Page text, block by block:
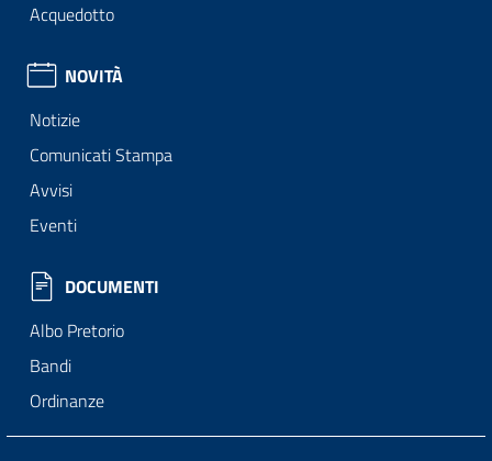
Acquedotto
NOVITÀ
Notizie
Comunicati Stampa
Avvisi
Eventi
DOCUMENTI
Albo Pretorio
Bandi
Ordinanze